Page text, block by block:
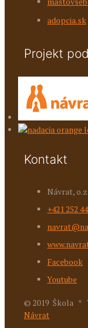
adopcia.sk
Projekt
Kontakt
Návrat,
+421 252
Facebook
Youtube
© 2019 Škola *
Návrat